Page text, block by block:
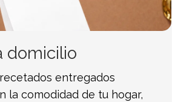
domicilio
entregados
la comodidad de tu hogar,